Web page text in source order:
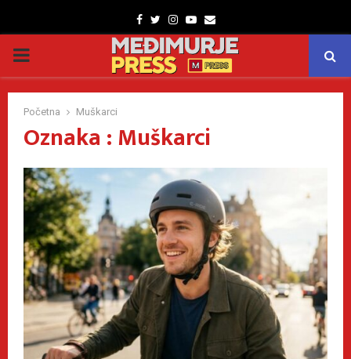
Facebook
TwitterInstagram
Youtube
Email
PRIMARY
MENU
Početna Muškarci
Oznaka : Muškarci